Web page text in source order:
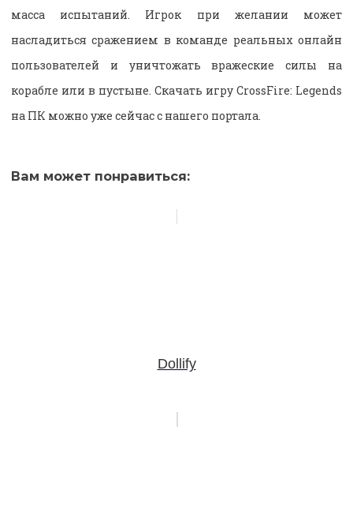
масса испытаний. Игрок при желании может
насладиться сражением в команде реальных онлайн
пользователей и уничтожать вражеские силы на
корабле или в пустыне. Скачать игру CrossFire: Legends
на ПК можно уже сейчас с нашего портала.
Вам может понравиться:
Dollify